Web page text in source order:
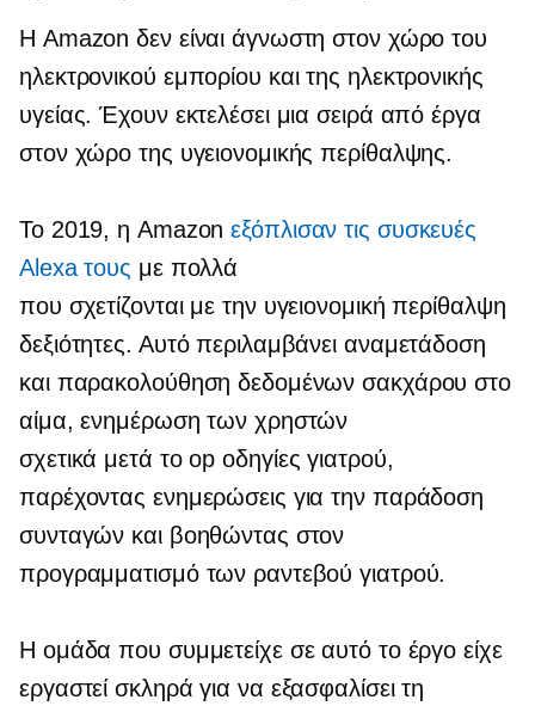
Η Amazon δεν είναι άγνωστη στον χώρο του
ηλεκτρονικού εμπορίου και της ηλεκτρονικής
υγείας. Έχουν εκτελέσει μια σειρά από έργα
στον χώρο της υγειονομικής περίθαλψης.
Το 2019, η Amazonεξόπλισαν τις συσκευές
Alexa τους με πολλά
που σχετίζονται με την υγειονομική περίθαλψη
δεξιότητες. Αυτό περιλαμβάνει αναμετάδοση
και παρακολούθηση δεδομένων σακχάρου στο
αίμα, ενημέρωση των χρηστών
σχετικά μετά το op οδηγίες γιατρού,
παρέχοντας ενημερώσεις για την παράδοση
συνταγών και βοηθώντας στον
προγραμματισμό των ραντεβού γιατρού.
Η ομάδα που συμμετείχε σε αυτό το έργο είχε
εργαστεί σκληρά για να εξασφαλίσει τη